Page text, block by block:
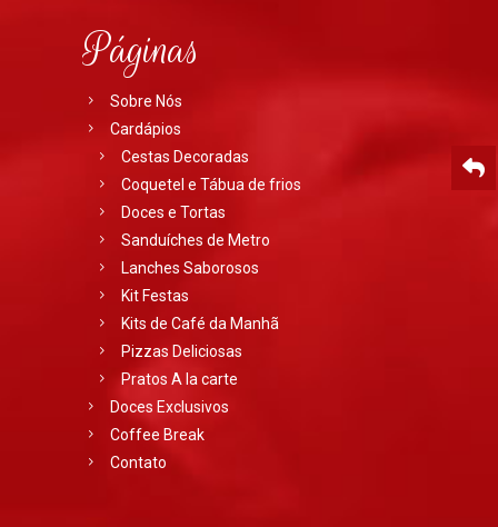
Páginas
Sobre Nós
Cardápios
Cestas Decoradas
Coquetel e Tábua de frios
Doces e Tortas
Sanduíches de Metro
Lanches Saborosos
Kit Festas
Kits de Café da Manhã
Pizzas Deliciosas
Pratos A la carte
Doces Exclusivos
Coffee Break
Contato